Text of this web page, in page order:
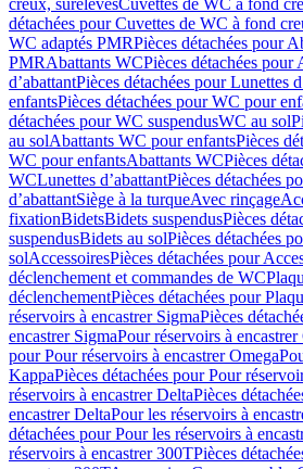
creux, surélevésCuvettes de WC à fond
détachées pour Cuvettes de WC à fond
WC adaptés PMRPièces détachées pour
PMRAbattants WCPièces détachées pour
d’abattantPièces détachées pour Lunettes
enfantsPièces détachées pour WC pour
détachées pour WC suspendusWC au sol
au solAbattants WC pour enfantsPièces
WC pour enfantsAbattants WCPièces
WCLunettes d’abattantPièces détachées
d’abattantSiège à la turqueAvec rinçage
fixationBidetsBidets suspendusPièces
suspendusBidets au solPièces détachées
solAccessoiresPièces détachées pour
déclenchement et commandes de WC
déclenchementPièces détachées pour
réservoirs à encastrer SigmaPièces
encastrer SigmaPour réservoirs à encastrer
pour Pour réservoirs à encastrer Omega
KappaPièces détachées pour Pour
réservoirs à encastrer DeltaPièces
encastrer DeltaPour les réservoirs à
détachées pour Pour les réservoirs à
réservoirs à encastrer 300TPièces